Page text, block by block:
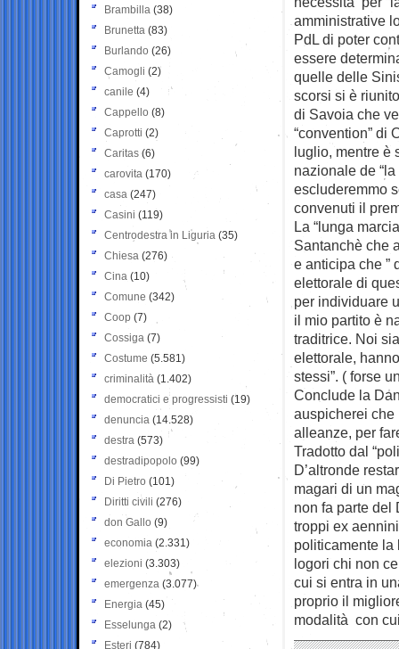
amministrative
PdL di poter
essere
quelle delle
scorsi si è
di Savoia che
“convention” di
luglio, mentre è
nazionale de
escluderemmo
convenuti il
La “lunga
Santanchè che
e anticipa che ”
elettorale di
per individuare
il mio partito è
traditrice. Noi
elettorale,
stessi”. ( forse
Conclude la
auspicherei che
alleanze, per
Tradotto dal
D’altronde
magari di un
non fa parte del
troppi ex
politicamente la
logori chi non
cui si entra in
proprio il
modalità con
Brambilla (38)
Brunetta (83)
Burlando (26)
Camogli (2)
canile (4)
Cappello (8)
Caprotti (2)
Caritas (6)
carovita (170)
casa (247)
Casini (119)
Centrodestra in Liguria (35)
Chiesa (276)
Cina (10)
Comune (342)
Coop (7)
Cossiga (7)
Costume (5.581)
criminalità (1.402)
democratici e progressisti (19)
denuncia (14.528)
destra (573)
destradipopolo (99)
Di Pietro (101)
Diritti civili (276)
don Gallo (9)
economia (2.331)
elezioni (3.303)
emergenza (3.077)
Energia (45)
Esselunga (2)
Esteri (784)